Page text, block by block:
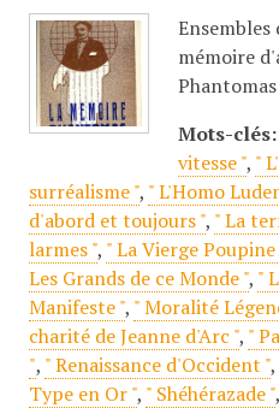
mémoire
Phantomas
Mots-clés:
vitesse ", "
surréalisme ", " L'Homo
d'abord et toujours ", " La
larmes ", " La Vierge Poupine
Les Grands de ce Monde ", "
Manifeste ", " Moralité
charité de Jeanne d'Arc ", "
", " Renaissance d'Occident ",
Type en Or ", " Shéhérazade ",